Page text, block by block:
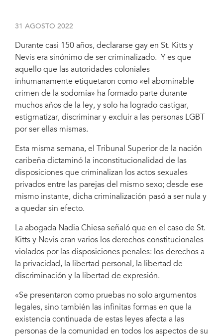
ECADE board meeting. March 2020. Provided by ECADE. Kenita Placide is at
right. Tynette McKoy is seated next to her.
31 AGOSTO 2022
Durante casi 150 años, declararse gay en St. Kitts y
Nevis era sinónimo de ser criminalizado. Y es que
aquello que las autoridades coloniales
inhumanamente etiquetaron como «el abominable
crimen de la sodomía» ha formado parte durante
muchos años de la ley, y solo ha logrado castigar,
estigmatizar, discriminar y excluir a las personas LGBT
por ser ellas mismas.
Esta misma semana, el Tribunal Superior de la nación
caribeña dictaminó la inconstitucionalidad de las
disposiciones que criminalizan los actos sexuales
privados entre las parejas del mismo sexo; desde ese
mismo instante, dicha criminalización pasó a ser nula y
a quedar sin efecto.
La abogada Nadia Chiesa señaló que en el caso de St.
Kitts y Nevis eran varios los derechos constitucionales
violados por las disposiciones penales: los derechos a
la privacidad, la libertad personal, la libertad de
discriminación y la libertad de expresión.
«Se presentaron como pruebas no solo argumentos
legales, sino también las infinitas formas en que la
existencia continuada de estas leyes afecta a las
personas de la comunidad en todos los aspectos de su